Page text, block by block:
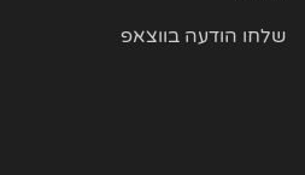
שלחו הודעה בווצאפ